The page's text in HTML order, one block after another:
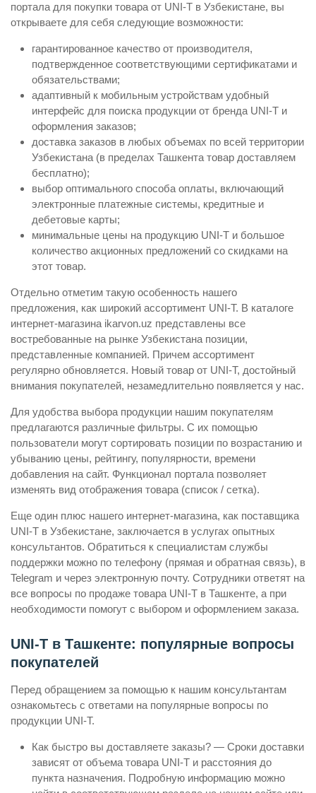
портала для покупки товара от UNI-T в Узбекистане, вы
открываете для себя следующие возможности:
гарантированное качество от производителя,
подтвержденное соответствующими сертификатами и
обязательствами;
адаптивный к мобильным устройствам удобный
интерфейс для поиска продукции от бренда UNI-T и
оформления заказов;
доставка заказов в любых объемах по всей территории
Узбекистана (в пределах Ташкента товар доставляем
бесплатно);
выбор оптимального способа оплаты, включающий
электронные платежные системы, кредитные и
дебетовые карты;
минимальные цены на продукцию UNI-T и большое
количество акционных предложений со скидками на
этот товар.
Отдельно отметим такую особенность нашего
предложения, как широкий ассортимент UNI-T. В каталоге
интернет-магазина ikarvon.uz представлены все
востребованные на рынке Узбекистана позиции,
представленные компанией. Причем ассортимент
регулярно обновляется. Новый товар от UNI-T, достойный
внимания покупателей, незамедлительно появляется у нас.
Для удобства выбора продукции нашим покупателям
предлагаются различные фильтры. С их помощью
пользователи могут сортировать позиции по возрастанию и
убыванию цены, рейтингу, популярности, времени
добавления на сайт. Функционал портала позволяет
изменять вид отображения товара (список / сетка).
Еще один плюс нашего интернет-магазина, как поставщика
UNI-T в Узбекистане, заключается в услугах опытных
консультантов. Обратиться к специалистам службы
поддержки можно по телефону (прямая и обратная связь), в
Telegram и через электронную почту. Сотрудники ответят на
все вопросы по продаже товара UNI-T в Ташкенте, а при
необходимости помогут с выбором и оформлением заказа.
UNI-T в Ташкенте: популярные вопросы
покупателей
Перед обращением за помощью к нашим консультантам
ознакомьтесь с ответами на популярные вопросы по
продукции UNI-T.
Как быстро вы доставляете заказы? — Сроки доставки
зависят от объема товара UNI-T и расстояния до
пункта назначения. Подробную информацию можно